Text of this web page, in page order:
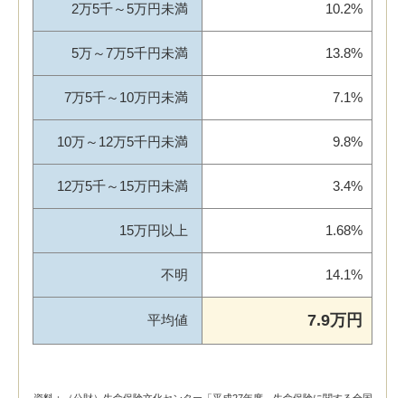
2万5千～5万円未満 10.2%
5万～7万5千円未満 13.8%
7万5千～10万円未満 7.1%
10万～12万5千円未満 9.8%
12万5千～15万円未満 3.4%
15万円以上 1.68%
不明 14.1%
平均値 7.9万円